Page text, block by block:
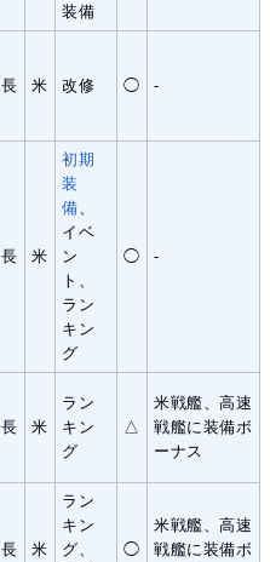
装備
長 米 改修 ◯ -
長 米
初期
装
備
イベ
ン
ト、
ラン
キン
グ
◯ -
長 米
ラン
キン
グ
△
米戦艦、高速
戦艦に装備ボ
ーナス
長 米
ラン
キン
グ、
◯
米戦艦、高速
戦艦に装備ボ